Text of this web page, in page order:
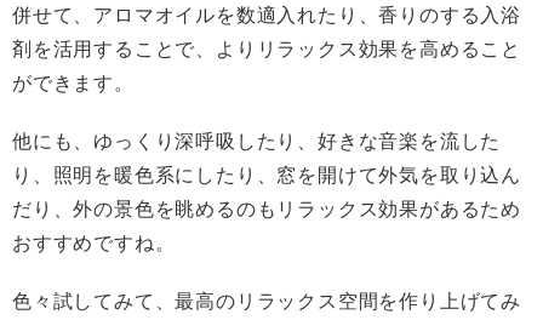
併せて、アロマオイルを数適入れたり、香りのする入浴
剤を活用することで、よりリラックス効果を高めること
ができます。
他にも、ゆっくり深呼吸したり、好きな音楽を流した
り、照明を暖色系にしたり、窓を開けて外気を取り込ん
だり、外の景色を眺めるのもリラックス効果があるため
おすすめですね。
色々試してみて、最高のリラックス空間を作り上げてみ